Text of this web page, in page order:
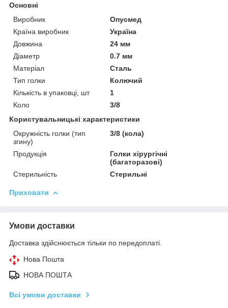
Основні
Виробник
Опусмед
Країна виробник
Україна
Довжина
24 мм
Діаметр
0.7 мм
Матеріал
Сталь
Тип голки
Колючий
Кількість в упаковці, шт
1
Коло
3/8
Користувальницькі характеристики
Окружність голки (тип
згину)
3/8 (кола)
Продукція
Голки хірургічні
(багаторазові)
Стерильність
Стерильні
Приховати
Умови доставки
Доставка здійснюється тільки по передоплаті.
Нова Пошта
НОВА ПОШТА
Всі умови доставки